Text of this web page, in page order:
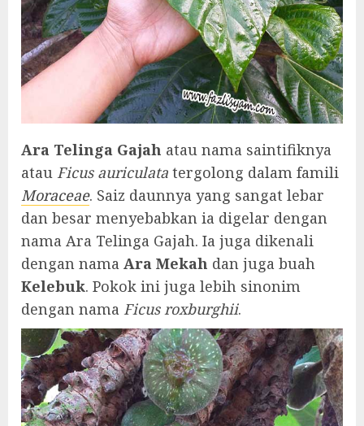
Ara Telinga Gajah atau nama saintifiknya
atau Ficus auriculata tergolong dalam famili
Moraceae. Saiz daunnya yang sangat lebar
dan besar menyebabkan ia digelar dengan
nama Ara Telinga Gajah. Ia juga dikenali
dengan nama Ara Mekah dan juga buah
Kelebuk. Pokok ini juga lebih sinonim
dengan nama Ficus roxburghii.